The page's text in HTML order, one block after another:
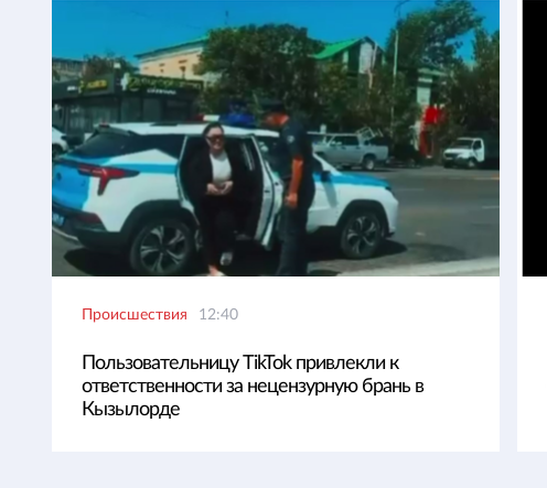
Происшествия 12:40
Пользовательницу TikTok привлекли к
ответственности за нецензурную брань в
Кызылорде